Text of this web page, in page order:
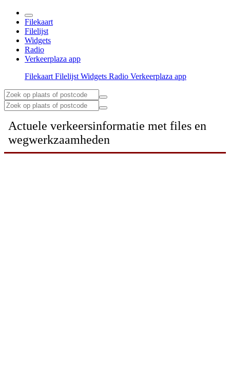
Filekaart
Filelijst
Widgets
Radio
Verkeerplaza app
Filekaart Filelijst Widgets Radio Verkeerplaza app
Actuele verkeersinformatie met files en
wegwerkzaamheden